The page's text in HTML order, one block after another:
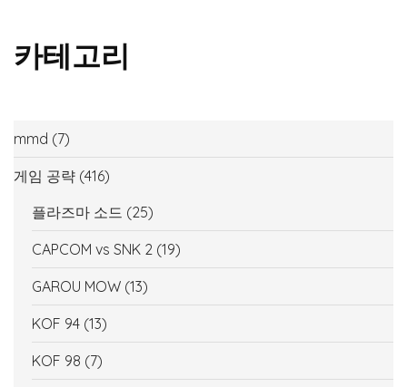
카테고리
mmd (7)
게임 공략 (416)
플라즈마 소드 (25)
CAPCOM vs SNK 2 (19)
GAROU MOW (13)
KOF 94 (13)
KOF 98 (7)